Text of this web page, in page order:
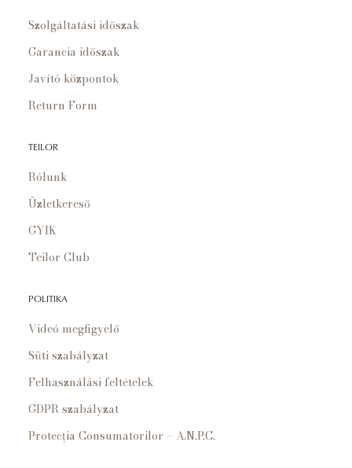
Szolgáltatási időszak
Garancia időszak
Javító központok
Return Form
TEILOR
Rólunk
Üzletkereső
GYIK
Teilor Club
POLITIKA
Videó megfigyelő
Süti szabályzat
Felhasználási feltételek
GDPR szabályzat
Protecția Consumatorilor – A.N.P.C.